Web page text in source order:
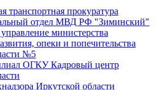
транспортная прокуратура
отдел МВД РФ "Зиминский"
министерства
опеки и попечительства
№5
ОГКУ Кадровый центр
Иркутской области